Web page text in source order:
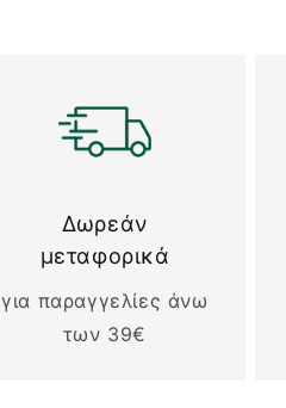
Δωρεάν
μεταφορικά
για παραγγελίες άνω
των 39€